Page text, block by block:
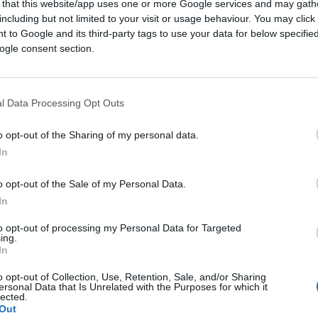
that this website/app uses one or more Google services and may
but not limited to your visit or usage behaviour. You may
to Google and its third-party tags to use your data for below
consent section.
Data Processing Opt Outs
opt-out of the Sharing of my personal data.
opt-out of the Sale of my Personal Data.
opt-out of processing my Personal Data for Targeted
opt-out of Collection, Use, Retention, Sale, and/or Sharing
Data that Is Unrelated with the Purposes for which it
di tutti gli aumenti delle bollette
dell’OCSE [2], l’Organizzazione per la
38 Paesi membri per la gran
dei costi energetici – sia del gas che
(oserei dire “vertiginoso”) dei prezzi
alla produzione nazionale di energia
settimana, troviamo il seguente
energetici base (petrolio, gas
Si noti che, per il gas naturale, il valore
al TTF, un punto di negoziazione per il
per il petrolio è rappresentato il
del greggio